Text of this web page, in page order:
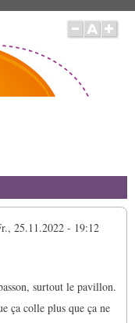
25.11.2022 - 19:12
surtout le pavillon.
ça colle plus que ça ne